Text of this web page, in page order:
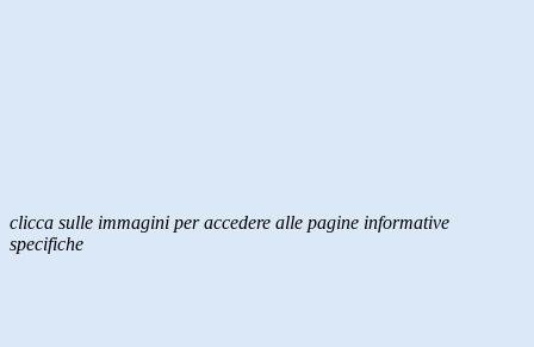
clicca sulle immagini per accedere alle pagine informative
specifiche